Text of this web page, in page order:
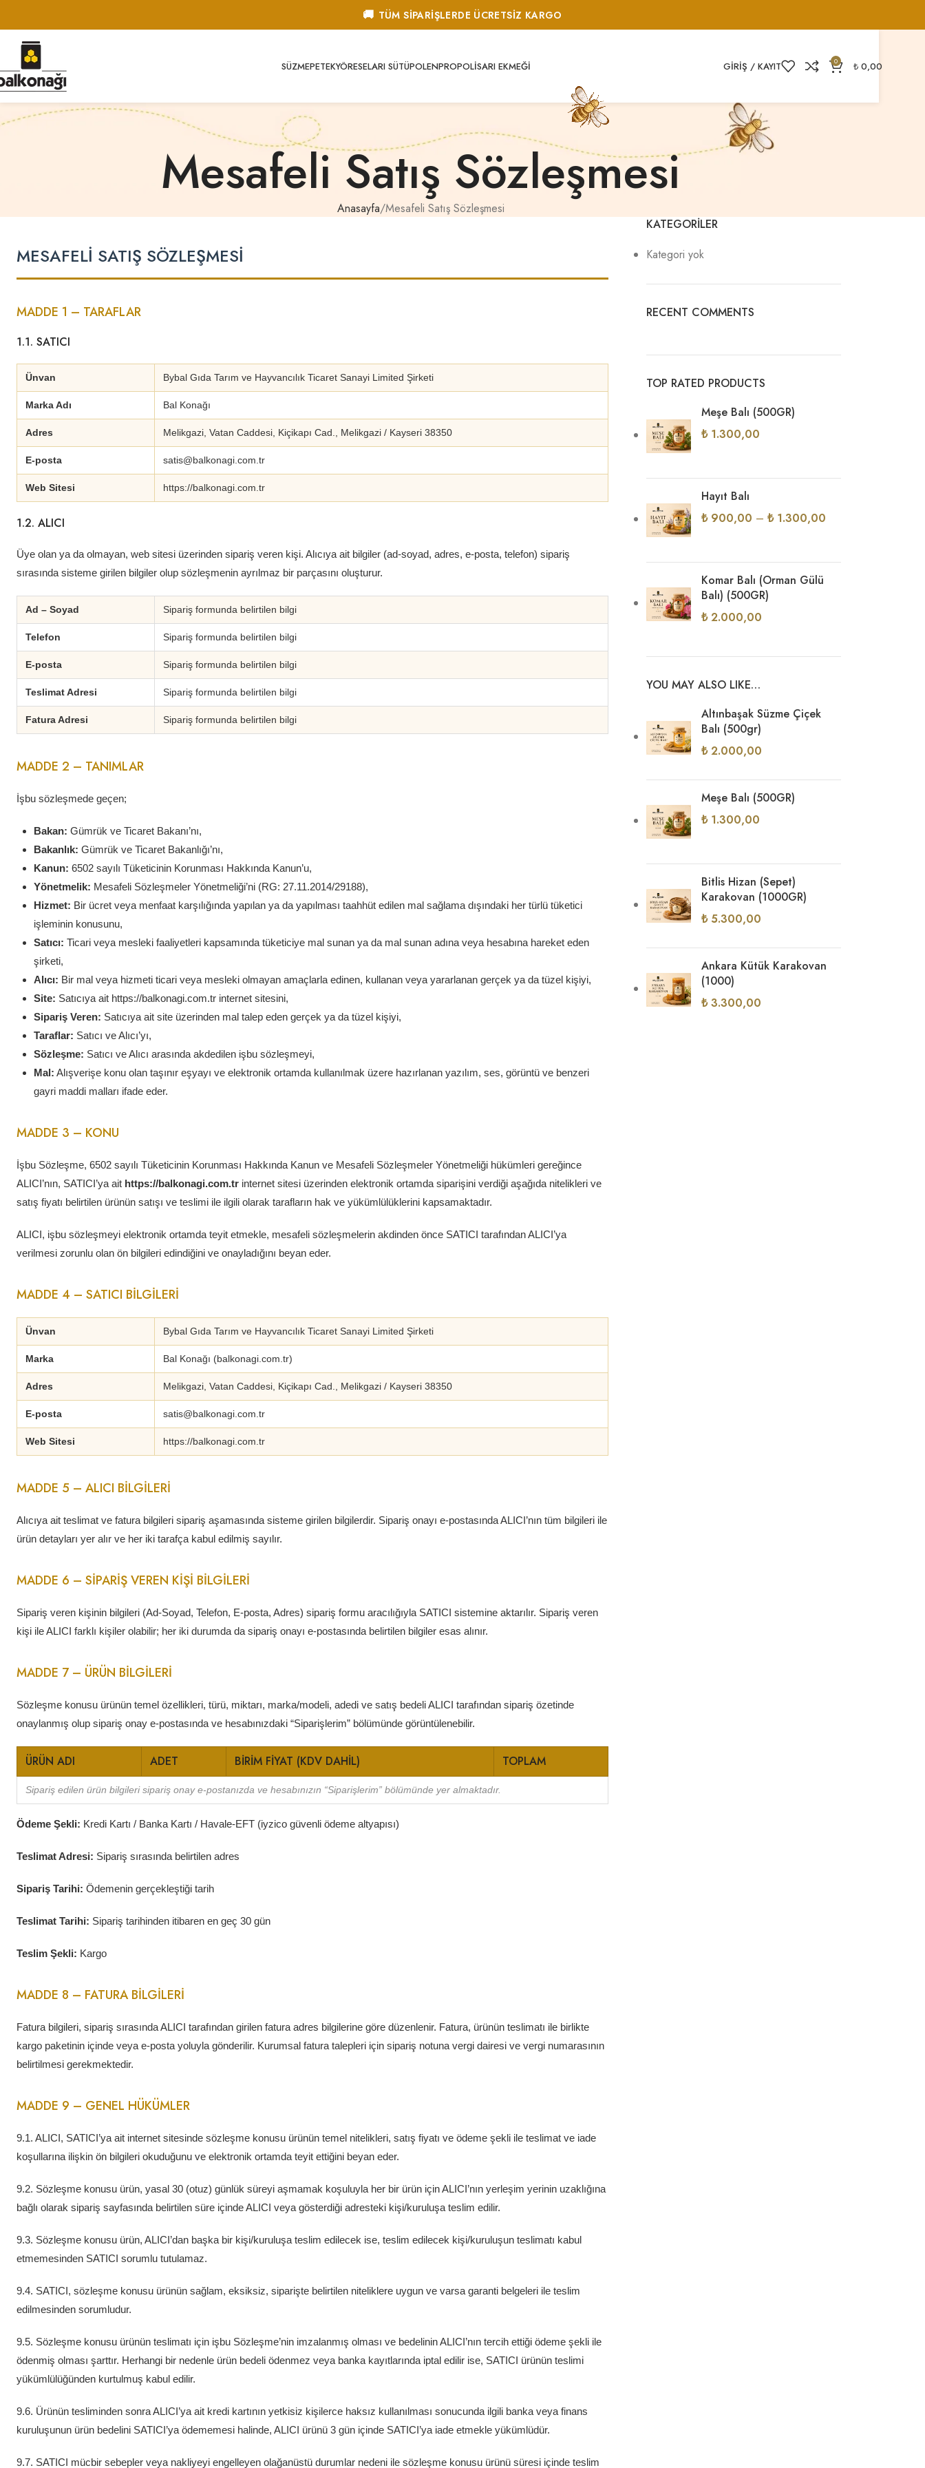
🚚 TÜM SİPARİŞLERDE ÜCRETSİZ KARGO
SÜZMEPETEKYÖRESELARI SÜTÜPOLENPROPOLISARI EKMEĞI GIRIŞ / KAYIT 0 ₺0,00
Mesafeli Satış Sözleşmesi
Anasayfa Mesafeli Satış Sözleşmesi
MESAFELİ SATIŞ SÖZLEŞMESİ
MADDE 1 – TARAFLAR
1.1. SATICI
Ünvan Bybal Gıda Tarım ve Hayvancılık Ticaret Sanayi Limited Şirketi
Marka Adı Bal Konağı
Adres Melikgazi, Vatan Caddesi, Kiçikapı Cad., Melikgazi / Kayseri 38350
E-posta satis@balkonagi.com.tr
Web Sitesi https://balkonagi.com.tr
1.2. ALICI
Üye olan ya da olmayan, web sitesi üzerinden sipariş veren kişi. Alıcıya ait bilgiler (ad-soyad, adres, e-posta, telefon) sipariş
sırasında sisteme girilen bilgiler olup sözleşmenin ayrılmaz bir parçasını oluşturur.
Ad – Soyad Sipariş formunda belirtilen bilgi
Telefon Sipariş formunda belirtilen bilgi
E-posta Sipariş formunda belirtilen bilgi
Teslimat Adresi Sipariş formunda belirtilen bilgi
Fatura Adresi Sipariş formunda belirtilen bilgi
MADDE 2 – TANIMLAR
İşbu sözleşmede geçen;
Bakan: Gümrük ve Ticaret Bakanı’nı,
Bakanlık: Gümrük ve Ticaret Bakanlığı’nı,
Kanun: 6502 sayılı Tüketicinin Korunması Hakkında Kanun’u,
Yönetmelik: Mesafeli Sözleşmeler Yönetmeliği’ni (RG: 27.11.2014/29188),
Hizmet: Bir ücret veya menfaat karşılığında yapılan ya da yapılması taahhüt edilen mal sağlama dışındaki her türlü tüketici
işleminin konusunu,
Satıcı: Ticari veya mesleki faaliyetleri kapsamında tüketiciye mal sunan ya da mal sunan adına veya hesabına hareket eden
şirketi,
Alıcı: Bir mal veya hizmeti ticari veya mesleki olmayan amaçlarla edinen, kullanan veya yararlanan gerçek ya da tüzel kişiyi,
Site: Satıcıya ait https://balkonagi.com.tr internet sitesini,
Sipariş Veren: Satıcıya ait site üzerinden mal talep eden gerçek ya da tüzel kişiyi,
Taraflar: Satıcı ve Alıcı’yı,
Sözleşme: Satıcı ve Alıcı arasında akdedilen işbu sözleşmeyi,
Mal: Alışverişe konu olan taşınır eşyayı ve elektronik ortamda kullanılmak üzere hazırlanan yazılım, ses, görüntü ve benzeri
gayri maddi malları ifade eder.
MADDE 3 – KONU
İşbu Sözleşme, 6502 sayılı Tüketicinin Korunması Hakkında Kanun ve Mesafeli Sözleşmeler Yönetmeliği hükümleri gereğince
ALICI’nın, SATICI’ya ait https://balkonagi.com.tr internet sitesi üzerinden elektronik ortamda siparişini verdiği aşağıda nitelikleri ve
satış fiyatı belirtilen ürünün satışı ve teslimi ile ilgili olarak tarafların hak ve yükümlülüklerini kapsamaktadır.
ALICI, işbu sözleşmeyi elektronik ortamda teyit etmekle, mesafeli sözleşmelerin akdinden önce SATICI tarafından ALICI’ya
verilmesi zorunlu olan ön bilgileri edindiğini ve onayladığını beyan eder.
MADDE 4 – SATICI BİLGİLERİ
Ünvan Bybal Gıda Tarım ve Hayvancılık Ticaret Sanayi Limited Şirketi
Marka Bal Konağı (balkonagi.com.tr)
Adres Melikgazi, Vatan Caddesi, Kiçikapı Cad., Melikgazi / Kayseri 38350
E-posta satis@balkonagi.com.tr
Web Sitesi https://balkonagi.com.tr
MADDE 5 – ALICI BİLGİLERİ
Alıcıya ait teslimat ve fatura bilgileri sipariş aşamasında sisteme girilen bilgilerdir. Sipariş onayı e-postasında ALICI’nın tüm bilgileri ile
ürün detayları yer alır ve her iki tarafça kabul edilmiş sayılır.
MADDE 6 – SİPARİŞ VEREN KİŞİ BİLGİLERİ
Sipariş veren kişinin bilgileri (Ad-Soyad, Telefon, E-posta, Adres) sipariş formu aracılığıyla SATICI sistemine aktarılır. Sipariş veren
kişi ile ALICI farklı kişiler olabilir; her iki durumda da sipariş onayı e-postasında belirtilen bilgiler esas alınır.
MADDE 7 – ÜRÜN BİLGİLERİ
Sözleşme konusu ürünün temel özellikleri, türü, miktarı, marka/modeli, adedi ve satış bedeli ALICI tarafından sipariş özetinde
onaylanmış olup sipariş onay e-postasında ve hesabınızdaki “Siparişlerim” bölümünde görüntülenebilir.
ÜRÜN ADI ADET BIRIM FIYAT (KDV DAHIL) TOPLAM
Sipariş edilen ürün bilgileri sipariş onay e-postanızda ve hesabınızın “Siparişlerim” bölümünde yer almaktadır.
Ödeme Şekli: Kredi Kartı / Banka Kartı / Havale-EFT (iyzico güvenli ödeme altyapısı)
Teslimat Adresi: Sipariş sırasında belirtilen adres
Sipariş Tarihi: Ödemenin gerçekleştiği tarih
Teslimat Tarihi: Sipariş tarihinden itibaren en geç 30 gün
Teslim Şekli: Kargo
MADDE 8 – FATURA BİLGİLERİ
Fatura bilgileri, sipariş sırasında ALICI tarafından girilen fatura adres bilgilerine göre düzenlenir. Fatura, ürünün teslimatı ile birlikte
kargo paketinin içinde veya e-posta yoluyla gönderilir. Kurumsal fatura talepleri için sipariş notuna vergi dairesi ve vergi numarasının
belirtilmesi gerekmektedir.
MADDE 9 – GENEL HÜKÜMLER
9.1. ALICI, SATICI’ya ait internet sitesinde sözleşme konusu ürünün temel nitelikleri, satış fiyatı ve ödeme şekli ile teslimat ve iade
koşullarına ilişkin ön bilgileri okuduğunu ve elektronik ortamda teyit ettiğini beyan eder.
9.2. Sözleşme konusu ürün, yasal 30 (otuz) günlük süreyi aşmamak koşuluyla her bir ürün için ALICI’nın yerleşim yerinin uzaklığına
bağlı olarak sipariş sayfasında belirtilen süre içinde ALICI veya gösterdiği adresteki kişi/kuruluşa teslim edilir.
9.3. Sözleşme konusu ürün, ALICI’dan başka bir kişi/kuruluşa teslim edilecek ise, teslim edilecek kişi/kuruluşun teslimatı kabul
etmemesinden SATICI sorumlu tutulamaz.
9.4. SATICI, sözleşme konusu ürünün sağlam, eksiksiz, siparişte belirtilen niteliklere uygun ve varsa garanti belgeleri ile teslim
edilmesinden sorumludur.
9.5. Sözleşme konusu ürünün teslimatı için işbu Sözleşme’nin imzalanmış olması ve bedelinin ALICI’nın tercih ettiği ödeme şekli ile
ödenmiş olması şarttır. Herhangi bir nedenle ürün bedeli ödenmez veya banka kayıtlarında iptal edilir ise, SATICI ürünün teslimi
yükümlülüğünden kurtulmuş kabul edilir.
9.6. Ürünün tesliminden sonra ALICI’ya ait kredi kartının yetkisiz kişilerce haksız kullanılması sonucunda ilgili banka veya finans
kuruluşunun ürün bedelini SATICI’ya ödememesi halinde, ALICI ürünü 3 gün içinde SATICI’ya iade etmekle yükümlüdür.
9.7. SATICI mücbir sebepler veya nakliyeyi engelleyen olağanüstü durumlar nedeni ile sözleşme konusu ürünü süresi içinde teslim
KATEGORILER
Kategori yok
RECENT COMMENTS
TOP RATED PRODUCTS
Meşe Balı (500GR)
₺1.300,00
Hayıt Balı
₺900,00 – ₺1.300,00
Komar Balı (Orman Gülü
Balı) (500GR)
₺2.000,00
YOU MAY ALSO LIKE…
Altınbaşak Süzme Çiçek
Balı (500gr)
₺2.000,00
Meşe Balı (500GR)
₺1.300,00
Bitlis Hizan (Sepet)
Karakovan (1000GR)
₺5.300,00
Ankara Kütük Karakovan
(1000)
₺3.300,00